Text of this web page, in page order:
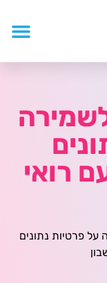
רואי
פרטיות נתונים